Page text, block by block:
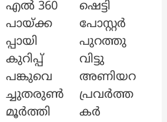
എൽ 360
പായ്ക്ക
പ്പായി
കുറിപ്പ്
പങ്കുവെ
ച്ചുതരുൺ
മൂർത്തി
ഷെട്ടി
പോസ്റ്റർ
പുറത്തു
വിട്ടു
അണിയറ
പ്രവർത്ത
കർ